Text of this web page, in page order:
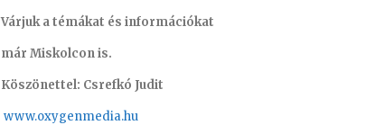
Várjuk a témákat és információkat
már Miskolcon is.
Köszönettel: Csrefkó Judit
www.oxygenmedia.hu